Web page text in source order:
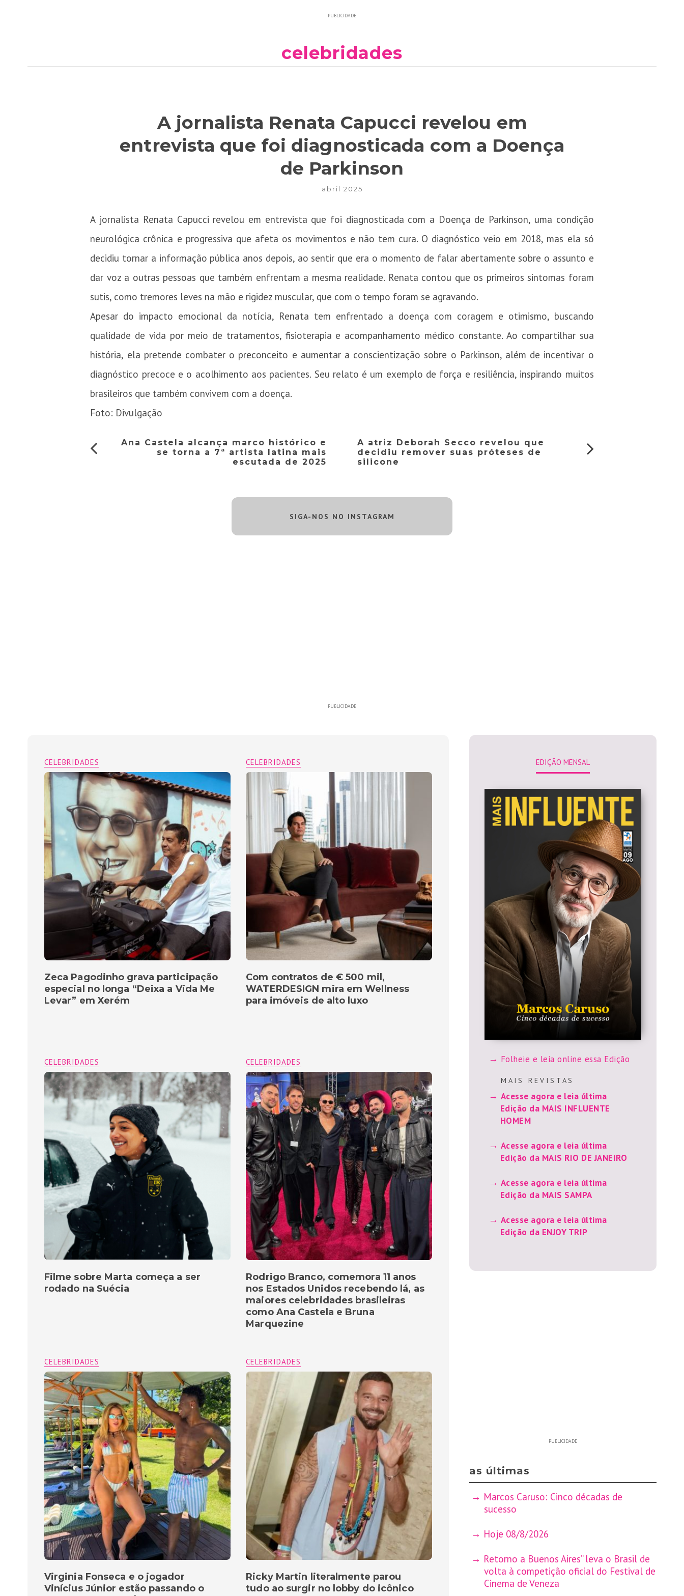
PUBLICIDADE
celebridades
A jornalista Renata Capucci revelou em
entrevista que foi diagnosticada com a Doença
de Parkinson
abril 2025
A jornalista Renata Capucci revelou em entrevista que foi diagnosticada com a Doença de Parkinson, uma condição
neurológica crônica e progressiva que afeta os movimentos e não tem cura. O diagnóstico veio em 2018, mas ela só
decidiu tornar a informação pública anos depois, ao sentir que era o momento de falar abertamente sobre o assunto e
dar voz a outras pessoas que também enfrentam a mesma realidade. Renata contou que os primeiros sintomas foram
sutis, como tremores leves na mão e rigidez muscular, que com o tempo foram se agravando.
Apesar do impacto emocional da notícia, Renata tem enfrentado a doença com coragem e otimismo, buscando
qualidade de vida por meio de tratamentos, fisioterapia e acompanhamento médico constante. Ao compartilhar sua
história, ela pretende combater o preconceito e aumentar a conscientização sobre o Parkinson, além de incentivar o
diagnóstico precoce e o acolhimento aos pacientes. Seu relato é um exemplo de força e resiliência, inspirando muitos
brasileiros que também convivem com a doença.
Foto: Divulgação
Ana Castela alcança marco histórico e
se torna a 7ª artista latina mais
escutada de 2025
A atriz Deborah Secco revelou que
decidiu remover suas próteses de
silicone
SIGA-NOS NO INSTAGRAM
PUBLICIDADE
CELEBRIDADES
Com contratos de € 500 mil,
WATERDESIGN mira em Wellness
para imóveis de alto luxo
CELEBRIDADES
Zeca Pagodinho grava participação
especial no longa “Deixa a Vida Me
Levar” em Xerém
CELEBRIDADES
Rodrigo Branco, comemora 11 anos
nos Estados Unidos recebendo lá, as
maiores celebridades brasileiras
como Ana Castela e Bruna
Marquezine
CELEBRIDADES
Filme sobre Marta começa a ser
rodado na Suécia
CELEBRIDADES
Ricky Martin literalmente parou
tudo ao surgir no lobby do icônico
CELEBRIDADES
Virginia Fonseca e o jogador
Vinícius Júnior estão passando o
EDIÇÃO MENSAL
Folheie e leia online essa Edição
M A I S R E V I S T A S
Acesse agora e leia última
Edição da MAIS INFLUENTE
HOMEM
Acesse agora e leia última
Edição da MAIS RIO DE JANEIRO
Acesse agora e leia última
Edição da MAIS SAMPA
Acesse agora e leia última
Edição da ENJOY TRIP
PUBLICIDADE
as últimas
Marcos Caruso: Cinco décadas de
sucesso
Hoje 08/8/2026
Retorno a Buenos Aires” leva o Brasil de
volta à competição oficial do Festival de
Cinema de Veneza